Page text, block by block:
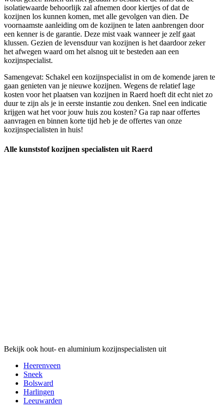
isolatiewaarde behoorlijk zal afnemen door kiertjes of dat de
kozijnen los kunnen komen, met alle gevolgen van dien. De
voornaamste aanleiding om de kozijnen te laten aanbrengen door
een kenner is de garantie. Deze mist vaak wanneer je zelf gaat
klussen. Gezien de levensduur van kozijnen is het daardoor zeker
het afwegen waard om het alsnog uit te besteden aan een
kozijnspecialist.
Samengevat: Schakel een kozijnspecialist in om de komende jaren te
gaan genieten van je nieuwe kozijnen. Wegens de relatief lage
kosten voor het plaatsen van kozijnen in Raerd hoeft dit echt niet zo
duur te zijn als je in eerste instantie zou denken. Snel een indicatie
krijgen wat het voor jouw huis zou kosten? Ga rap naar offertes
aanvragen en binnen korte tijd heb je de offertes van onze
kozijnspecialisten in huis!
Alle kunststof kozijnen specialisten uit Raerd
Bekijk ook hout- en aluminium kozijnspecialisten uit
Heerenveen
Sneek
Bolsward
Harlingen
Leeuwarden